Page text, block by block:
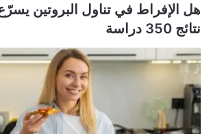
هل الإفراط في تناول البروتين
نتائج 350 دراسة